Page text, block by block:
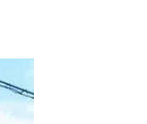
サーモアイ
ーラシステム